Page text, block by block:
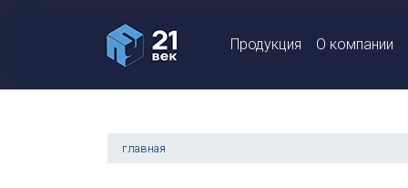
Продукция О компании
главная